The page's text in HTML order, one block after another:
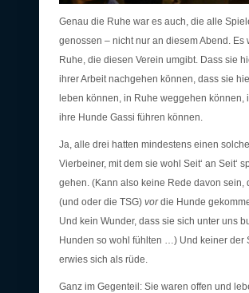
Genau die Ruhe war es auch, die alle
genossen – nicht nur an diesem Abend. Es
Ruhe, die diesen Verein umgibt. Dass sie
ihrer Arbeit nachgehen können, dass sie
leben können, in Ruhe weggehen können,
ihre Hunde Gassi führen können.
Ja, alle drei hatten mindestens einen
Vierbeiner, mit dem sie wohl Seit‘ an Seit‘
gehen. (Kann also keine Rede davon sein,
(und oder die TSG) vordie Hunde
Und kein Wunder, dass sie sich unter uns
Hunden so wohl fühlten …) Und keiner der
erwies sich als rüde.
Ganz im Gegenteil: Sie waren offen und